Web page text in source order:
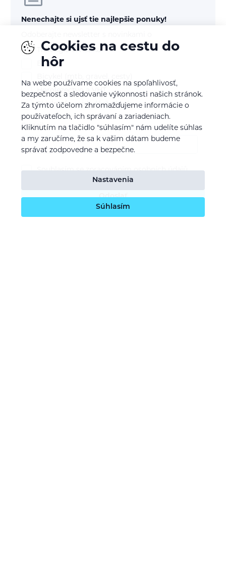
Nenechajte si ujsť tie najlepšie ponuky!
Treking a turistika
Beh
Horolezectvo a VHT
Skialp / freeride / lyže / snb
E-mail
Souhlasím sezpracováním osobních údajů
Odoslať
Cookies na cestu do
hôr
Na webe používame cookies na spoľahlivosť,
bezpečnosť a sledovanie výkonnosti našich stránok.
Za týmto účelom zhromažďujeme informácie o
používateľoch, ich správaní a zariadeniach.
Kliknutím na tlačidlo "súhlasím" nám udelíte súhlas
a my zaručíme, že sa k vašim dátam budeme
správať zodpovedne a bezpečne.
Nastavenia
Súhlasím